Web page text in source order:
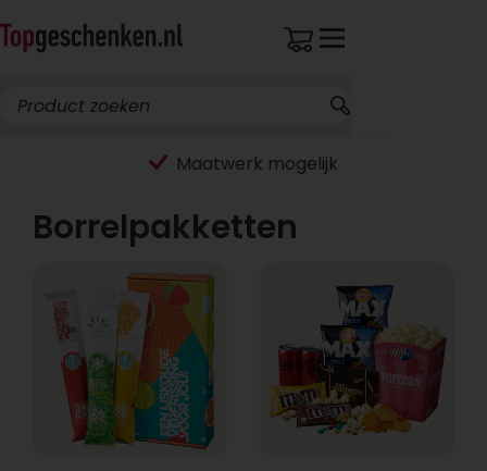
Borrelpakketten